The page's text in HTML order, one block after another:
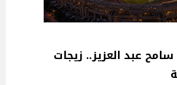
عبد العزيز.. زيجات